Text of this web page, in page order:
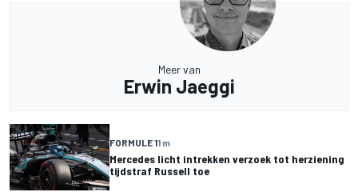
Meer van
Erwin Jaeggi
FORMULE 11 m
Mercedes licht intrekken verzoek tot herziening
tijdstraf Russell toe